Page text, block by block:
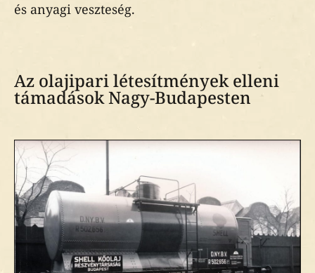
és anyagi veszteség.
Az olajipari létesítmények elleni
támadások Nagy-Budapesten